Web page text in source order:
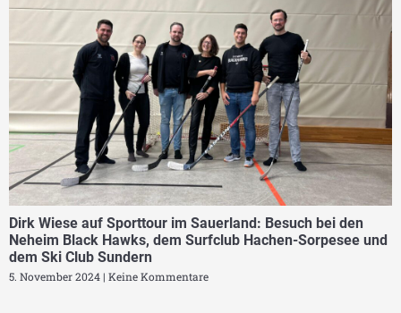
Dirk Wiese auf Sporttour im Sauerland: Besuch bei den
Neheim Black Hawks, dem Surfclub Hachen-Sorpesee und
dem Ski Club Sundern
5. November 2024 Keine Kommentare